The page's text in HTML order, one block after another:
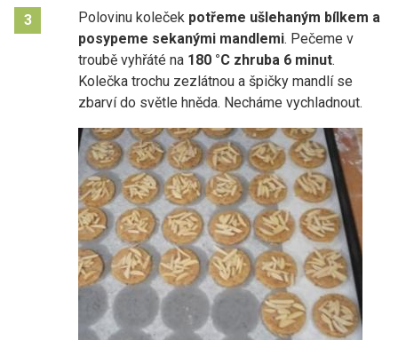
3 Polovinu koleček potřeme ušlehaným bílkem a
posypeme sekanými mandlemi. Pečeme v
troubě vyhřáté na 180 °C zhruba 6 minut.
Kolečka trochu zezlátnou a špičky mandlí se
zbarví do světle hněda. Necháme vychladnout.